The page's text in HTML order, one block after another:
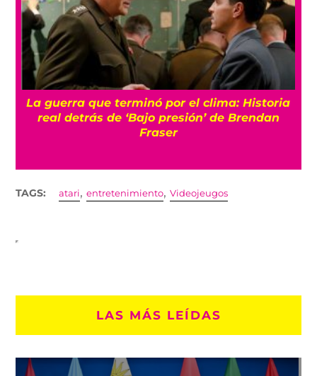
Conoce a Gelato, el gato que logró volver a
caminar gracias a una silla de ruedas de
juguetes
TAGS: atari,entretenimiento,Videojeugos
LAS MÁS LEÍDAS